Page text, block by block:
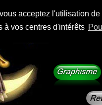
acceptez l'utilisation
à vos centres d'intérêts